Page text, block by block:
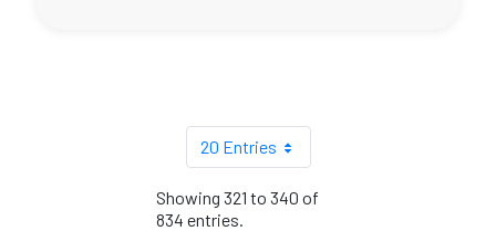
20 Entries
Showing 321 to 340 of
834 entries.